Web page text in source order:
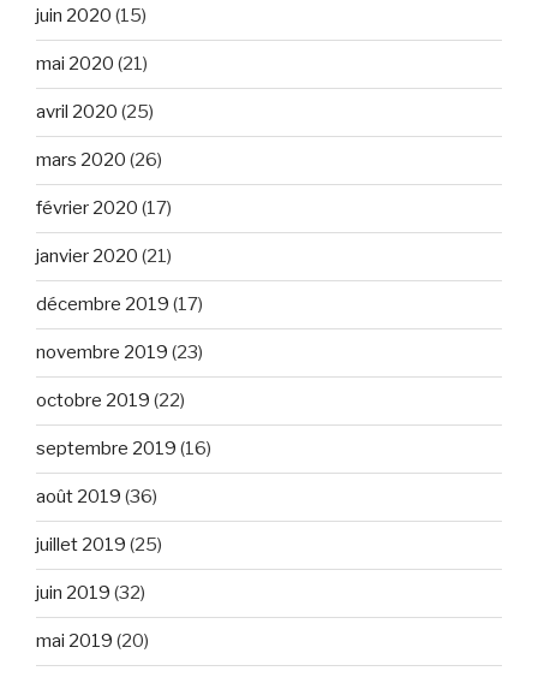
juin 2020 (15)
mai 2020 (21)
avril 2020 (25)
mars 2020 (26)
février 2020 (17)
janvier 2020 (21)
décembre 2019 (17)
novembre 2019 (23)
octobre 2019 (22)
septembre 2019 (16)
août 2019 (36)
juillet 2019 (25)
juin 2019 (32)
mai 2019 (20)